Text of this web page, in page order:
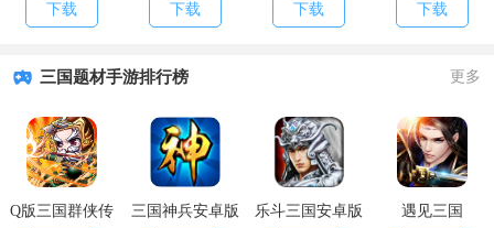
下载 下载 下载 下载
三国题材手游排行榜 更多
Q版三国群侠传
三国神兵安卓版 乐斗三国安卓版 遇见三国